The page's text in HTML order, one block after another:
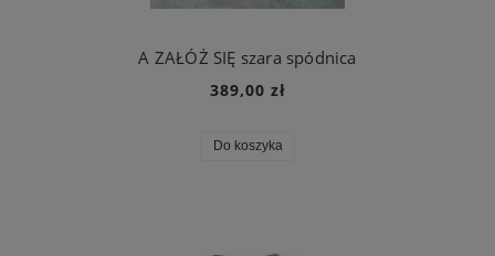
A ZAŁÓŻ SIĘ szara spódnica
389,00 zł
Do koszyka